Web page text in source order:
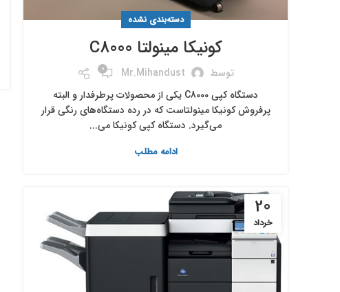
دسته‌بندی نشده
کونیکا مینولتا C8000
توسط Mr.mihandust
0
دستگاه کپی C8000 یکی از محصولات پرطرفدار و البته
پرفروش کونیکا مینولتاست که در رده دستگاه‌های رنگی قرار
می‌گیرد. دستگاه کپی کونیکا می...
ادامه مطلب
20
خرداد